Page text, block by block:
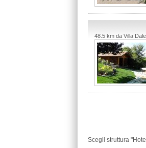
48.5 km da Villa
Scegli struttura